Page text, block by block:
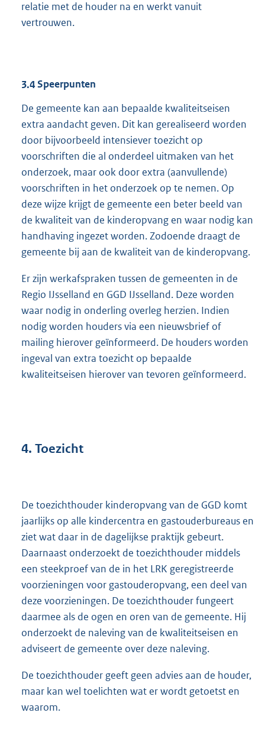
relatie met de houder na en werkt vanuit
vertrouwen.
3.4Speerpunten
De gemeente kan aan bepaalde kwaliteitseisen
extra aandacht geven. Dit kan gerealiseerd worden
door bijvoorbeeld intensiever toezicht op
voorschriften die al onderdeel uitmaken van het
onderzoek, maar ook door extra (aanvullende)
voorschriften in het onderzoek op te nemen. Op
deze wijze krijgt de gemeente een beter beeld van
de kwaliteit van de kinderopvang en waar nodig kan
handhaving ingezet worden. Zodoende draagt de
gemeente bij aan de kwaliteit van de kinderopvang.
Er zijn werkafspraken tussen de gemeenten in de
Regio IJsselland en GGD IJsselland. Deze worden
waar nodig in onderling overleg herzien. Indien
nodig worden houders via een nieuwsbrief of
mailing hierover geïnformeerd. De houders worden
ingeval van extra toezicht op bepaalde
kwaliteitseisen hierover van tevoren geïnformeerd.
4. Toezicht
De toezichthouder kinderopvang van de GGD komt
jaarlijks op alle kindercentra en gastouderbureaus en
ziet wat daar in de dagelijkse praktijk gebeurt.
Daarnaast onderzoekt de toezichthouder middels
een steekproef van de in het LRK geregistreerde
voorzieningen voor gastouderopvang, een deel van
deze voorzieningen. De toezichthouder fungeert
daarmee als de ogen en oren van de gemeente. Hij
onderzoekt de naleving van de kwaliteitseisen en
adviseert de gemeente over deze naleving.
De toezichthouder geeft geen advies aan de houder,
maar kan wel toelichten wat er wordt getoetst en
waarom.